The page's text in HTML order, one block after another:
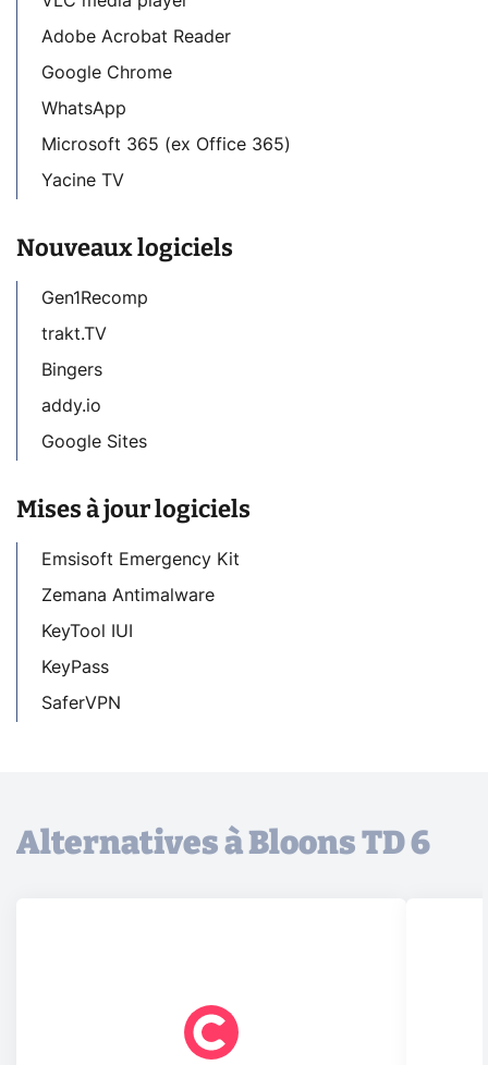
Adobe Acrobat Reader
Google Chrome
WhatsApp
Microsoft 365 (ex Office 365)
Yacine TV
Nouveaux logiciels
Gen1Recomp
trakt.TV
Bingers
addy.io
Google Sites
Mises à jour logiciels
Emsisoft Emergency Kit
Zemana Antimalware
KeyTool IUI
KeyPass
SaferVPN
Alternatives à Bloons TD 6